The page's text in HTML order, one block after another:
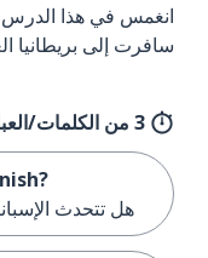
سافرت إلى
3 من الكلمات/العبارات للتعلُّم
هل تتحدث